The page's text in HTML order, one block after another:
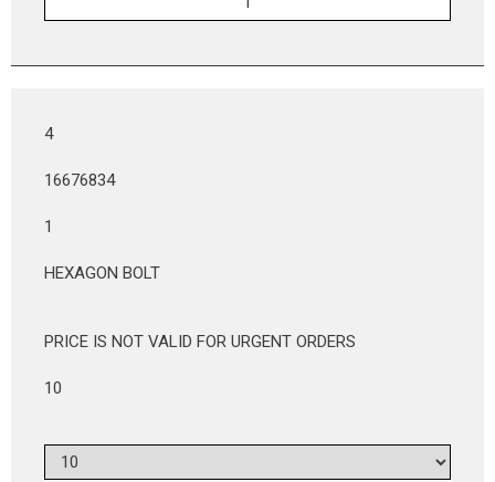
4
16676834
1
HEXAGON BOLT
PRICE IS NOT VALID FOR URGENT ORDERS
10